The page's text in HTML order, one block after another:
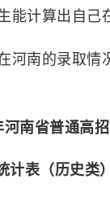
能计算出自己
河南的录取情
南省普通高招
计表（历史类）